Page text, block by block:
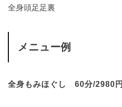
全身頭足 足裏
メニュー例
全身もみほぐし 60分/2980円